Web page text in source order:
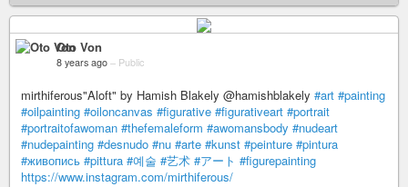
Oto Von
8 years ago – Public
mirthiferous"Aloft" by Hamish Blakely @hamishblakely #art #painting
#oilpainting #oiloncanvas #figurative #figurativeart #portrait
#portraitofawoman #thefemaleform #awomansbody #nudeart
#nudepainting #desnudo #nu #arte #kunst #peinture #pintura
#живопись #pittura #예술 #艺术 #アート #figurepainting
https://www.instagram.com/mirthiferous/